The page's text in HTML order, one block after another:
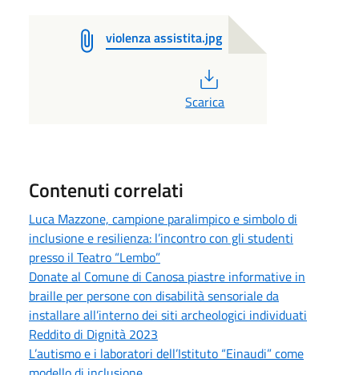
violenza assistita.jpg
Scarica
Contenuti correlati
Luca Mazzone, campione paralimpico e simbolo di
inclusione e resilienza: l’incontro con gli studenti
presso il Teatro “Lembo”
Donate al Comune di Canosa piastre informative in
braille per persone con disabilità sensoriale da
installare all’interno dei siti archeologici individuati
Reddito di Dignità 2023
L’autismo e i laboratori dell’Istituto “Einaudi” come